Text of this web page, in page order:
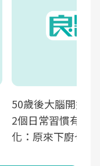
50歲後大腦開始
2個日常習慣有助
化：原來下廚也可